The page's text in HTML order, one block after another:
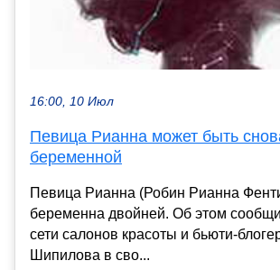
16:00, 10 Июл
Певица Рианна может быть
беременной
Певица Рианна (Робин Рианна
беременна двойней. Об этом
сети салонов красоты и бьюти-
Шипилова в сво...